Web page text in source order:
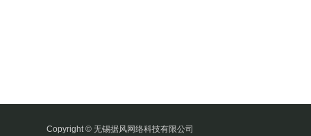
Copyright © 无锡据风网络科技有限公司